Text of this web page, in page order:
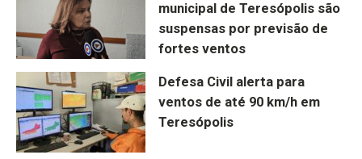
municipal de Teresópolis são
suspensas por previsão de
fortes ventos
Defesa Civil alerta para
ventos de até 90 km/h em
Teresópolis